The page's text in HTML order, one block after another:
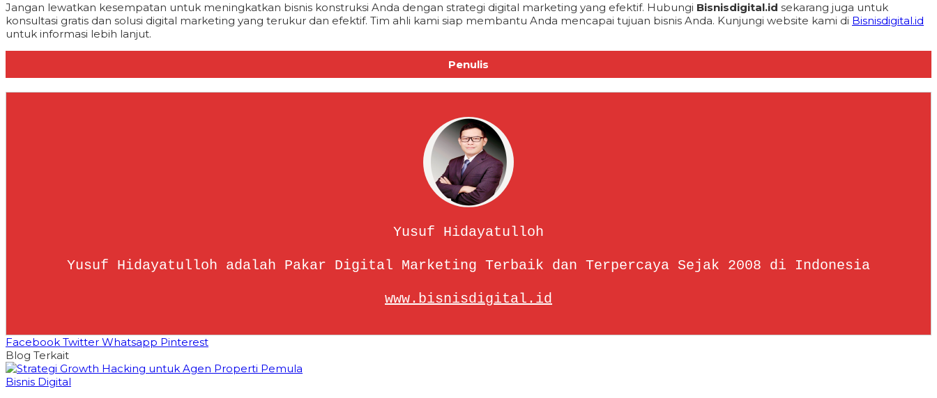
Jangan lewatkan kesempatan untuk meningkatkan bisnis konstruksi Anda dengan strategi digital marketing yang efektif. Hubungi Bisnisdigital.id sekarang juga untuk
konsultasi gratis dan solusi digital marketing yang terukur dan efektif. Tim ahli kami siap membantu Anda mencapai tujuan bisnis Anda. Kunjungi website kami di Bisnisdigital.id
untuk informasi lebih lanjut.
Penulis
Yusuf Hidayatulloh
Yusuf Hidayatulloh adalah Pakar Digital Marketing Terbaik dan Terpercaya Sejak 2008 di Indonesia
www.bisnisdigital.id
Facebook Twitter Whatsapp Pinterest
Blog Terkait
Bisnis Digital